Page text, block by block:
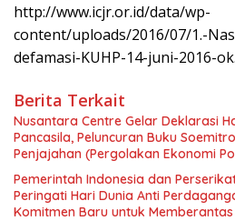
http://www.icjr.or.id/data/wp-
content/uploads/2016/07/1.-
defamasi-KUHP-14-juni-2016-
Berita Terkait
Nusantara Centre Gelar Deklarasi
Pancasila, Peluncuran Buku
Penjajahan (Pergolakan Ekonomi
Simposium Nasional “Urgensi
Nasional dan Kesejahteraan Sosial
Menuju Indonesia Emas 2045”,
Pemerintah Indonesia dan
Peringati Hari Dunia Anti
Komitmen Baru untuk